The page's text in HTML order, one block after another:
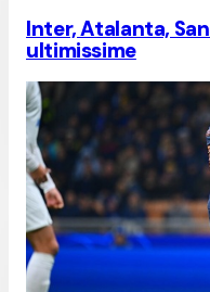
Inter, Atalanta,
ultimissime